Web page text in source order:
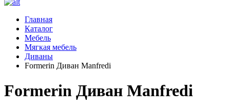
Главная
Каталог
Мебель
Мягкая мебель
Диваны
Formerin Диван Manfredi
Formerin Диван Manfredi